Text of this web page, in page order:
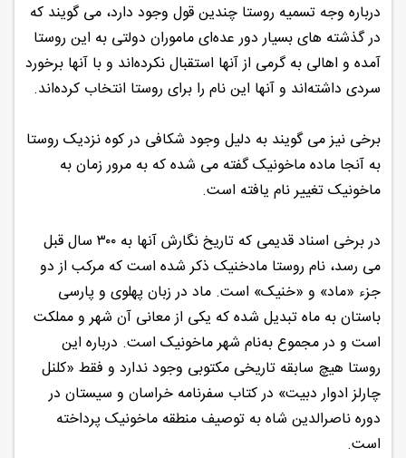
درباره وجه تسمیه روستا چندین قول وجود دارد، می‌ گویند که
در گذشته‌ های بسیار دور عده‌ای ماموران دولتی به این روستا
آمده و اهالی به گرمی از آنها استقبال نکرده‌اند و با آنها برخورد
سردی داشته‌اند و آنها این نام را برای روستا انتخاب کرده‌اند.
برخی نیز می ‌گویند به دلیل وجود شکافی در کوه نزدیک روستا
به آنجا ماده ماخونیک گفته می‌ شده که به مرور زمان به
ماخونیک تغییر نام یافته است.
در برخی اسناد قدیمی که تاریخ نگارش آنها به ۳۰۰ سال قبل
می ‌رسد، نام روستا مادخنیک ذکر شده است که مرکب از دو
جزء «ماد» و «خنیک» است. ماد در زبان پهلوی و پارسی
باستان به ماه تبدیل شده که یکی از معانی آن شهر و مملکت
است و در مجموع به‌نام شهر ماخونیک است. درباره این
روستا هیچ سابقه تاریخی مکتوبی وجود ندارد و فقط «کلنل
چارلز ادوار دبیت» در کتاب سفرنامه خراسان و سیستان در
دوره ناصرالدین شاه به توصیف منطقه ماخونیک پرداخته
است.